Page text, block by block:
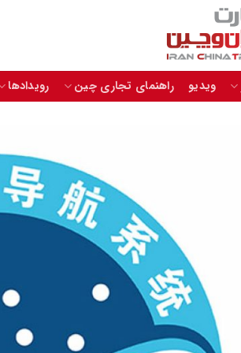
ویدیو راهنمای تجاری چین رویدادها